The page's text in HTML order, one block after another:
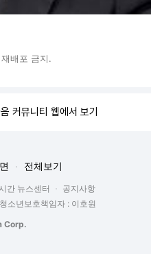
배포 금지.
커뮤니티 웹에서 보기
전체보기
간 뉴스센터
공지사항
청소년보호책임자 : 이호원
Corp.